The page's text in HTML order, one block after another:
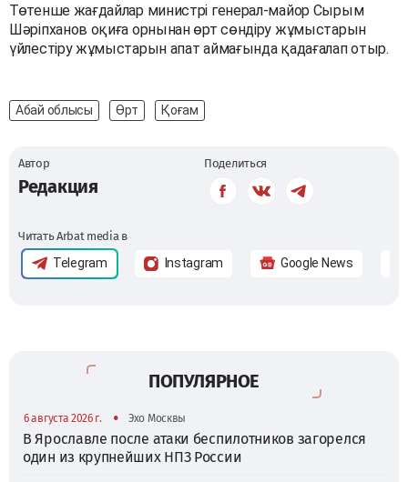
Төтенше жағдайлар министрі генерал-майор Сырым
Шәріпханов оқиға орнынан өрт сөндіру жұмыстарын
үйлестіру жұмыстарын апат аймағында қадағалап отыр.
Абай облысы Өрт Қоғам
Автор
Редакция
Поделиться
Читать Arbat media в
Telegram Instagram Google News
ПОПУЛЯРНОЕ
6 августа 2026 г. • Эхо Москвы
В Ярославле после атаки беспилотников загорелся
один из крупнейших НПЗ России